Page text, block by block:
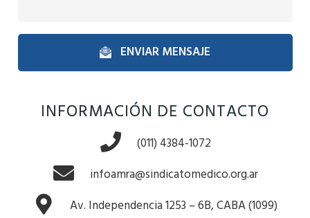
ENVIAR MENSAJE
INFORMACIÓN DE CONTACTO
(011) 4384-1072
infoamra@sindicatomedico.org.ar
Av. Independencia 1253 – 6B, CABA (1099)